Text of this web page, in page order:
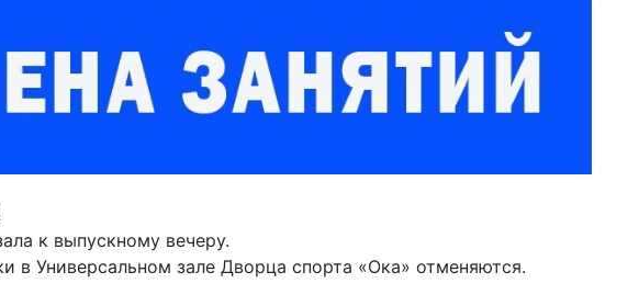
к выпускному вечеру.
в Универсальном зале Дворца спорта «Ока» отменяются.